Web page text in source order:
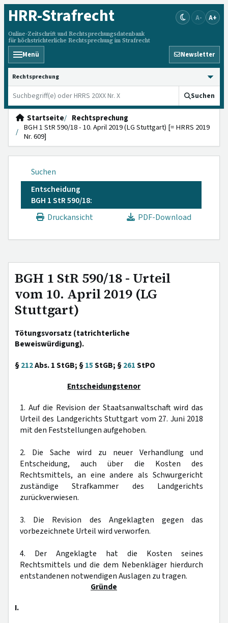
HRR-Strafrecht
Online-Zeitschrift und Rechtsprechungsdatenbank
für höchstrichterliche Rechtsprechung im Strafrecht
A- A+
Menü Newsletter
HRRS durchsuchen
Suchen
Startseite
Rechtsprechung
BGH 1 StR 590/18 - 10. April 2019 (LG Stuttgart) [= HRRS 2019
Nr. 609]
Suchen
Entscheidung
BGH 1 StR 590/18:
Druckansicht
PDF-Download
BGH 1 StR 590/18 - Urteil
vom 10. April 2019 (LG
Stuttgart)
Tötungsvorsatz (tatrichterliche
Beweiswürdigung).
§212Abs. 1 StGB; §15StGB; §261StPO
Entscheidungstenor
1. Auf die Revision der Staatsanwaltschaft wird das
Urteil des Landgerichts Stuttgart vom 27. Juni 2018
mit den Feststellungen aufgehoben.
2. Die Sache wird zu neuer Verhandlung und
Entscheidung, auch über die Kosten des
Rechtsmittels, an eine andere als Schwurgericht
zuständige Strafkammer des Landgerichts
zurückverwiesen.
3. Die Revision des Angeklagten gegen das
vorbezeichnete Urteil wird verworfen.
4. Der Angeklagte hat die Kosten seines
Rechtsmittels und die dem Nebenkläger hierdurch
entstandenen notwendigen Auslagen zu tragen.
Gründe
I.